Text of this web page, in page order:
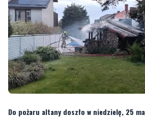
Do pożaru altany doszło w niedzielę, 25